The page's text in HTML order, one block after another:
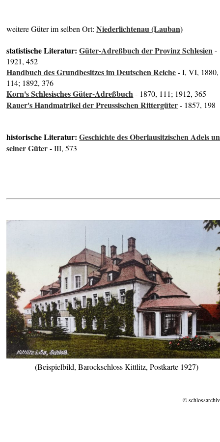
weitere Güter im selben Ort:Niederlichtenau (Lauban)
statistische Literatur:Güter-Adreßbuch der Provinz Schlesien-
1921, 452
Handbuch des Grundbesitzes im Deutschen Reiche- I, VI, 1880,
114; 1892, 376
Korn's Schlesisches Güter-Adreßbuch- 1870, 111; 1912, 365
Rauer's Handmatrikel der Preussischen Rittergüter- 1857, 198
historische Literatur:Geschichte des Oberlausitzischen Adels
seiner Güter- III, 573
(Beispielbild, Barockschloss Kittlitz, Postkarte 1927)
©